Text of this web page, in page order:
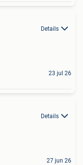
Details
23 jul 26
Details
27 jun 26